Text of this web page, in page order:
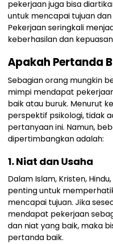
pekerjaan juga bisa
untuk mencapai tujuan
Pekerjaan seringkali
keberhasilan dan
Apakah Pertanda
Sebagian orang mungkin
mimpi mendapat
baik atau buruk. Menurut
perspektif psikologi, tidak
pertanyaan ini. Namun,
dipertimbangkan adalah:
1. Niat dan Usaha
Dalam Islam, Kristen,
penting untuk
mencapai tujuan. Jika
mendapat pekerjaan
dan niat yang baik, maka
pertanda baik.